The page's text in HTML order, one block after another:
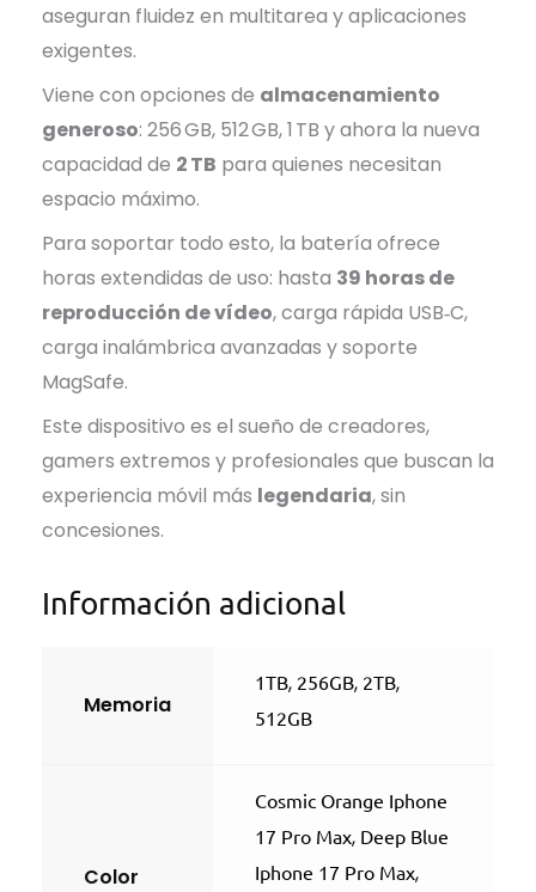
aseguran fluidez en multitarea y aplicaciones
exigentes.
Viene con opciones de almacenamiento
generoso: 256 GB, 512 GB, 1 TB y ahora la nueva
capacidad de 2 TB para quienes necesitan
espacio máximo.
Para soportar todo esto, la batería ofrece
horas extendidas de uso: hasta 39 horas de
reproducción de vídeo, carga rápida USB‑C,
carga inalámbrica avanzadas y soporte
MagSafe.
Este dispositivo es el sueño de creadores,
gamers extremos y profesionales que buscan la
experiencia móvil más legendaria, sin
concesiones.
Información adicional
Memoria
1TB, 256GB, 2TB,
512GB
Color
Cosmic Orange Iphone
17 Pro Max, Deep Blue
Iphone 17 Pro Max,